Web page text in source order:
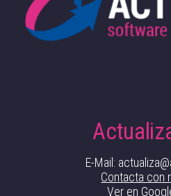
E-Mail:
Contacta con
Ver en